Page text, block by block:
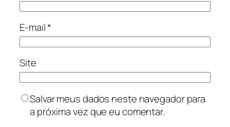
E-mail*
Site
Salvar meus dados neste navegador para
a próxima vez que eu comentar.